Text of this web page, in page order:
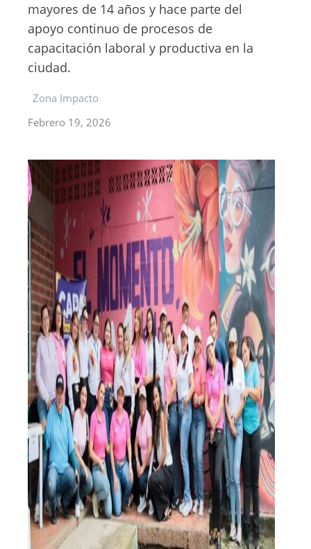
mayores de 14 años y hace parte del
apoyo continuo de procesos de
capacitación laboral y productiva en la
ciudad.
Zona Impacto
Febrero 19, 2026